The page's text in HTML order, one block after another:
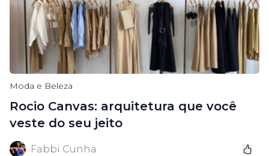
Moda e Beleza
Rocio Canvas: arquitetura que você
veste do seu jeito
Fabbi Cunha